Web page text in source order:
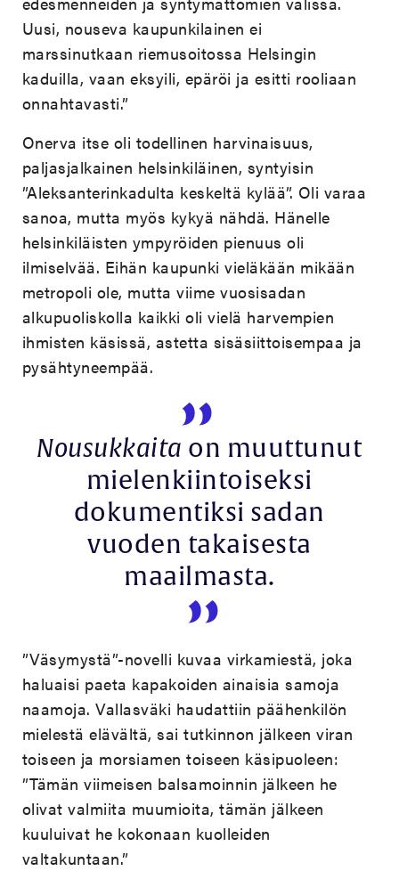
Uusi, nouseva kaupunkilainen ei
marssinutkaan riemusoitossa Helsingin
kaduilla, vaan eksyili, epäröi ja esitti rooliaan
onnahtavasti.”
Onerva itse oli todellinen harvinaisuus,
paljasjalkainen helsinkiläinen, syntyisin
”Aleksanterinkadulta keskeltä kylää”. Oli varaa
sanoa, mutta myös kykyä nähdä. Hänelle
helsinkiläisten ympyröiden pienuus oli
ilmiselvää. Eihän kaupunki vieläkään mikään
metropoli ole, mutta viime vuosisadan
alkupuoliskolla kaikki oli vielä harvempien
ihmisten käsissä, astetta sisäsiittoisempaa ja
pysähtyneempää.
Nousukkaita on muuttunut
mielenkiintoiseksi
dokumentiksi sadan
vuoden takaisesta
maailmasta.
”Väsymystä”-novelli kuvaa virkamiestä, joka
haluaisi paeta kapakoiden ainaisia samoja
naamoja. Vallasväki haudattiin päähenkilön
mielestä elävältä, sai tutkinnon jälkeen viran
toiseen ja morsiamen toiseen käsipuoleen:
”Tämän viimeisen balsamoinnin jälkeen he
olivat valmiita muumioita, tämän jälkeen
kuuluivat he kokonaan kuolleiden
valtakuntaan.”